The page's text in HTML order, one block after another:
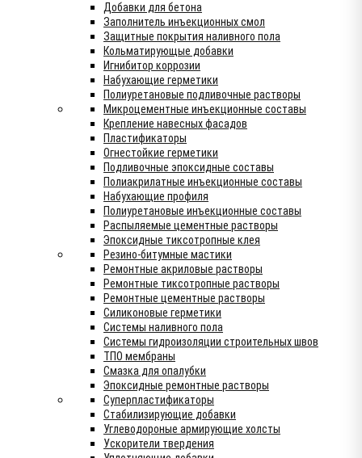
Добавки для бетона
Заполнитель инъекционных смол
Защитные покрытия наливного пола
Кольматирующые добавки
Игнибитор коррозии
Набухающие герметики
Полиуретановые подливочные растворы
Микроцементные инъекционные составы
Крепление навесных фасадов
Пластификаторы
Огнестойкие герметики
Подливочные эпоксидные составы
Полиакрилатные инъекционные составы
Набухающие профиля
Полиуретановые инъекционные составы
Распыляемые цементные растворы
Эпоксидные тиксотропные клея
Резино-битумные мастики
Ремонтные акриловые растворы
Ремонтные тиксотропные растворы
Ремонтные цементные растворы
Силиконовые герметики
Системы наливного пола
Системы гидроизоляции строительных швов
ТПО мембраны
Смазка для опалубки
Эпоксидные ремонтные растворы
Суперпластификаторы
Стабилизирующие добавки
Углеводороные армирующие холсты
Ускорители твердения